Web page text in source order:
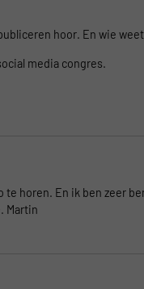
hoor. En wie
media congres.
horen. En ik ben zeer
Martin